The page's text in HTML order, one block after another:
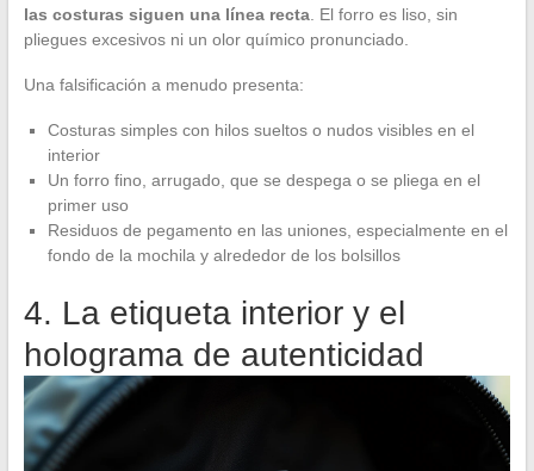
las costuras siguen una línea recta. El forro es liso, sin
pliegues excesivos ni un olor químico pronunciado.
Una falsificación a menudo presenta:
Costuras simples con hilos sueltos o nudos visibles en el
interior
Un forro fino, arrugado, que se despega o se pliega en el
primer uso
Residuos de pegamento en las uniones, especialmente en el
fondo de la mochila y alrededor de los bolsillos
4. La etiqueta interior y el
holograma de autenticidad